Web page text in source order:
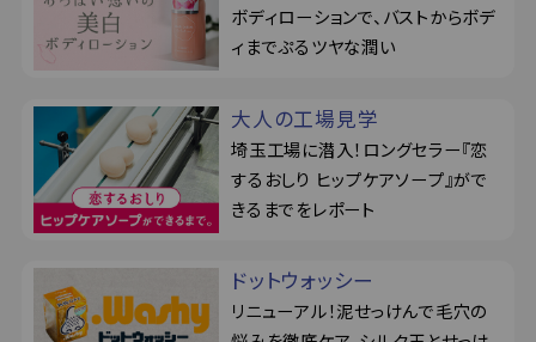
ボディローションで、バストからボデ
ィまでぷるツヤな潤い
大人の工場見学
埼玉工場に潜入！ロングセラー『恋
するおしり ヒップケアソープ』がで
きるまでをレポート
ドットウォッシー
リニューアル！泥せっけんで毛穴の